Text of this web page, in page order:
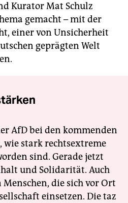
Kurator Mat Schulz
gemacht – mit der
einer von Unsicherheit
geprägten Welt
AfD bei den kommenden
wie stark rechtsextreme
sind. Gerade jetzt
und Solidarität. Auch
die sich vor Ort
einsetzen. Die taz